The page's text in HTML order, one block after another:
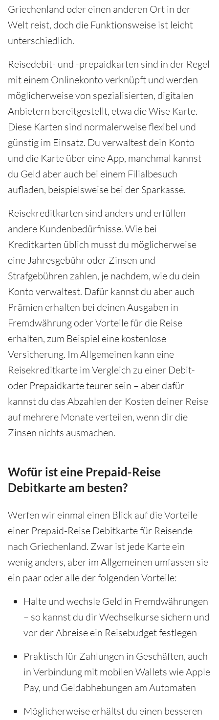
Griechenland oder einen anderen Ort in der
Welt reist, doch die Funktionsweise ist leicht
unterschiedlich.
Reisedebit- und -prepaidkarten sind in der Regel
mit einem Onlinekonto verknüpft und werden
möglicherweise von spezialisierten, digitalen
Anbietern bereitgestellt, etwa die Wise Karte.
Diese Karten sind normalerweise flexibel und
günstig im Einsatz. Du verwaltest dein Konto
und die Karte über eine App, manchmal kannst
du Geld aber auch bei einem Filialbesuch
aufladen, beispielsweise bei der Sparkasse.
Reisekreditkarten sind anders und erfüllen
andere Kundenbedürfnisse. Wie bei
Kreditkarten üblich musst du möglicherweise
eine Jahresgebühr oder Zinsen und
Strafgebühren zahlen, je nachdem, wie du dein
Konto verwaltest. Dafür kannst du aber auch
Prämien erhalten bei deinen Ausgaben in
Fremdwährung oder Vorteile für die Reise
erhalten, zum Beispiel eine kostenlose
Versicherung. Im Allgemeinen kann eine
Reisekreditkarte im Vergleich zu einer Debit-
oder Prepaidkarte teurer sein – aber dafür
kannst du das Abzahlen der Kosten deiner Reise
auf mehrere Monate verteilen, wenn dir die
Zinsen nichts ausmachen.
Wofür ist eine Prepaid-Reise
Debitkarte am besten?
Werfen wir einmal einen Blick auf die Vorteile
einer Prepaid-Reise Debitkarte für Reisende
nach Griechenland. Zwar ist jede Karte ein
wenig anders, aber im Allgemeinen umfassen sie
ein paar oder alle der folgenden Vorteile:
Halte und wechsle Geld in Fremdwährungen
– so kannst du dir Wechselkurse sichern und
vor der Abreise ein Reisebudget festlegen
Praktisch für Zahlungen in Geschäften, auch
in Verbindung mit mobilen Wallets wie Apple
Pay, und Geldabhebungen am Automaten
Möglicherweise erhältst du einen besseren